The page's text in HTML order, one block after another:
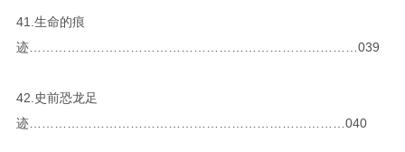
41.生命的痕
迹……………………………………………………………………039
42.史前恐龙足
迹…………………………………………………………………040